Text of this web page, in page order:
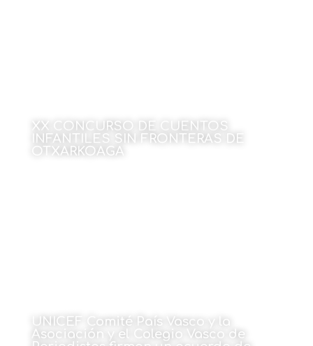
XX CONCURSO DE CUENTOS
INFANTILES SIN FRONTERAS DE
OTXARKOAGA
UNICEF Comité País Vasco y la
Asociación y el Colegio Vasco de